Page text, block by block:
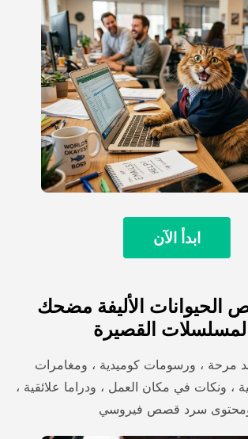
ابدأ الآن
الحيوانات الأليفة مضحك
القصيرة
مرحة ، ورسومات كوميدية ، ومغامرات
، ونكات في مكان العمل ، ودراما علائقية ،